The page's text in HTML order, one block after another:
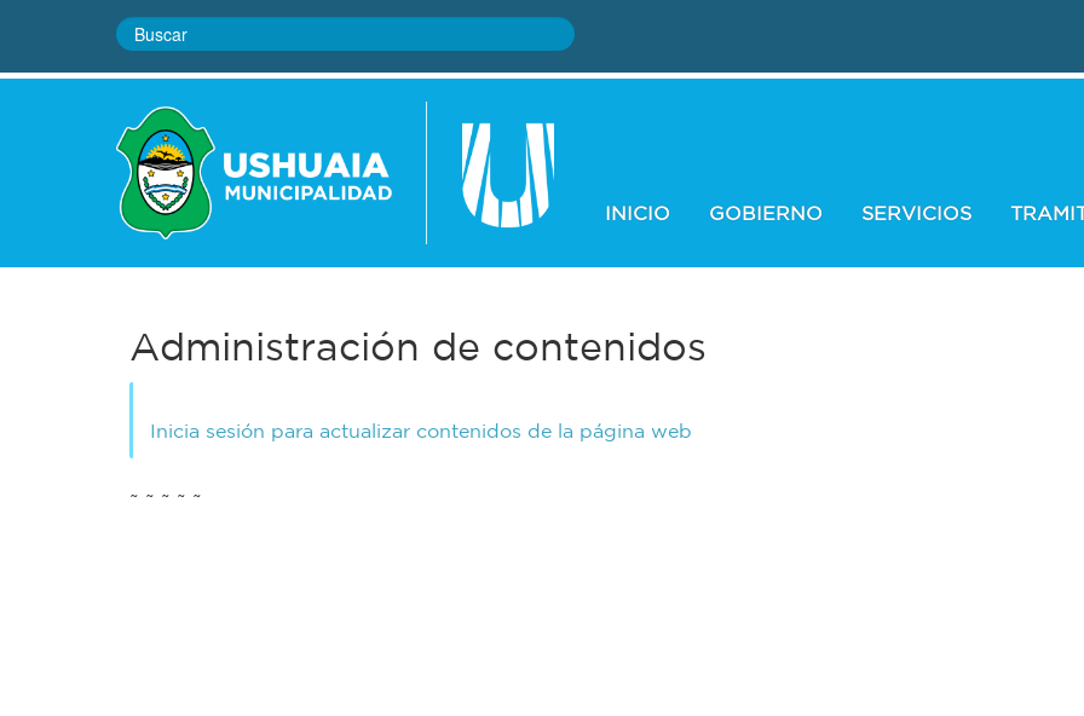
INICIO GOBIERNO SERVICIOS
Administración de contenidos
Inicia sesión para actualizar contenidos de la página web
~ ~ ~ ~ ~